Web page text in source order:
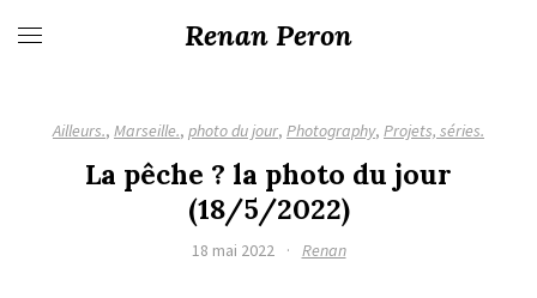
Renan Peron
Ailleurs., Marseille., photo du jour, Photography, Projets, séries.
La pêche ? la photo du jour
(18/5/2022)
18 mai 2022 · Renan